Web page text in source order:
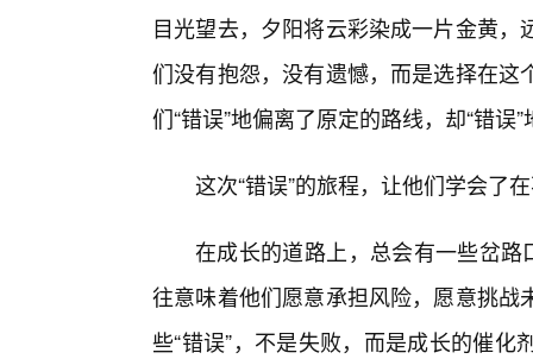
目光望去，夕阳将云彩染成一片金黄
们没有抱怨，没有遗憾，而是选择在
们“错误”地偏离了原定的路线，却“错误
这次“错误”的旅程，让他们学会了
在成长的道路上，总会有一些岔路
往意味着他们愿意承担风险，愿意挑
些“错误”，不是失败，而是成长的催